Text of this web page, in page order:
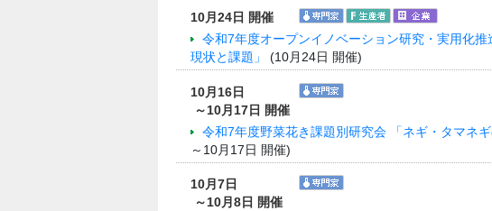
10月24日 開催
令和7年度オープンイノベーション研究・実用化
現状と課題」
(10月24日 開催)
10月16日
～10月17日 開催
令和7年度野菜花き課題別研究会 「ネギ・タマネ
～10月17日 開催)
10月7日
～10月8日 開催